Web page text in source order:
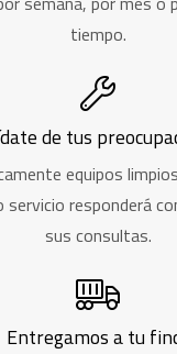
tiempo.
de tus
equipos
servicio responderá
sus consultas.
Entregamos a tu